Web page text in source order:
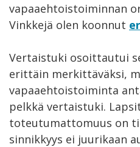
vapaaehtoistoiminnan
Vinkkejä olen koonnut
Vertaistuki osoittautui
erittäin merkittäväksi,
vapaaehtoistoiminta
pelkkä vertaistuki.
toteutumattomuus on
sinnikkyys ei juurikaan